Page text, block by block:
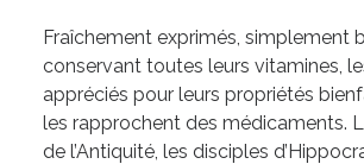
Fraîchement exprimés, simplement
conservant toutes leurs vitamines,
appréciés pour leurs propriétés
les rapprochent des médicaments.
de l’Antiquité, les disciples